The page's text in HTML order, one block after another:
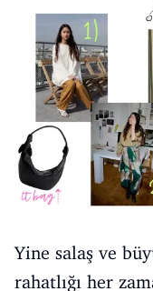
Yine salaş ve
rahatlığı her